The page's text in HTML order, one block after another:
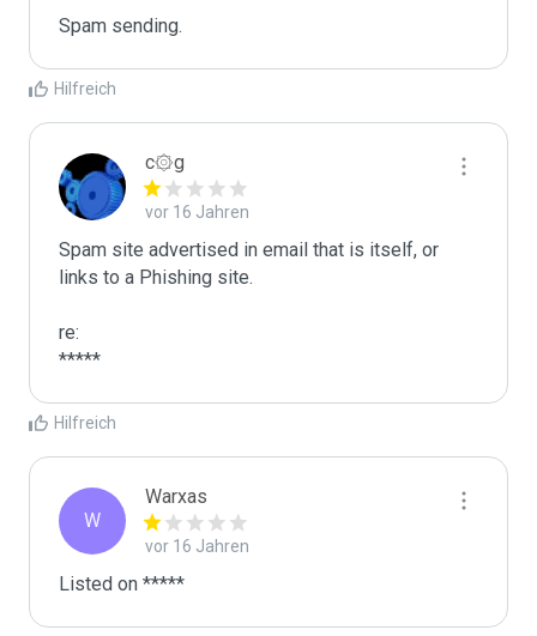
Spam sending.
Hilfreich
c۞g
vor 16 Jahren
Spam site advertised in email that is itself, or
links to a Phishing site.
re:
*****
Hilfreich
W
Warxas
vor 16 Jahren
Listed on *****